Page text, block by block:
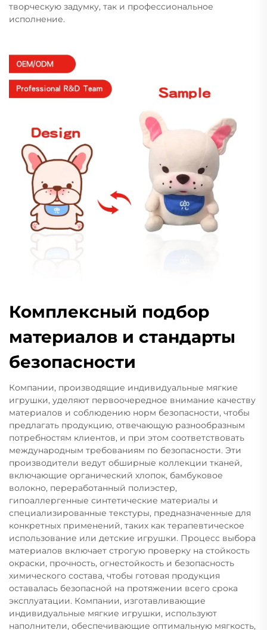
творческую задумку, так и профессиональное
исполнение.
Комплексный подбор
материалов и стандарты
безопасности
Компании, производящие индивидуальные мягкие
игрушки, уделяют первоочередное внимание качеству
материалов и соблюдению норм безопасности, чтобы
предлагать продукцию, отвечающую разнообразным
потребностям клиентов, и при этом соответствовать
международным требованиям по безопасности. Эти
производители ведут обширные коллекции тканей,
включающие органический хлопок, бамбуковое
волокно, переработанный полиэстер,
гипоаллергенные синтетические материалы и
специализированные текстуры, предназначенные для
конкретных применений, таких как терапевтическое
использование или детские игрушки. Процесс выбора
материалов включает строгую проверку на стойкость
окраски, прочность, огнестойкость и безопасность
химического состава, чтобы готовая продукция
оставалась безопасной на протяжении всего срока
эксплуатации. Компании, изготавливающие
индивидуальные мягкие игрушки, используют
наполнители, обеспечивающие оптимальную мягкость,